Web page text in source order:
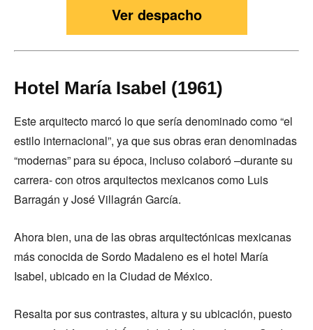
Ver despacho
Hotel María Isabel (1961)
Este arquitecto marcó lo que sería denominado como “el
estilo internacional”, ya que sus obras eran denominadas
“modernas” para su época, incluso colaboró –durante su
carrera- con otros arquitectos mexicanos como Luis
Barragán y José Villagrán García.
Ahora bien, una de las obras arquitectónicas mexicanas
más conocida de Sordo Madaleno es el hotel María
Isabel, ubicado en la Ciudad de México.
Resalta por sus contrastes, altura y su ubicación, puesto